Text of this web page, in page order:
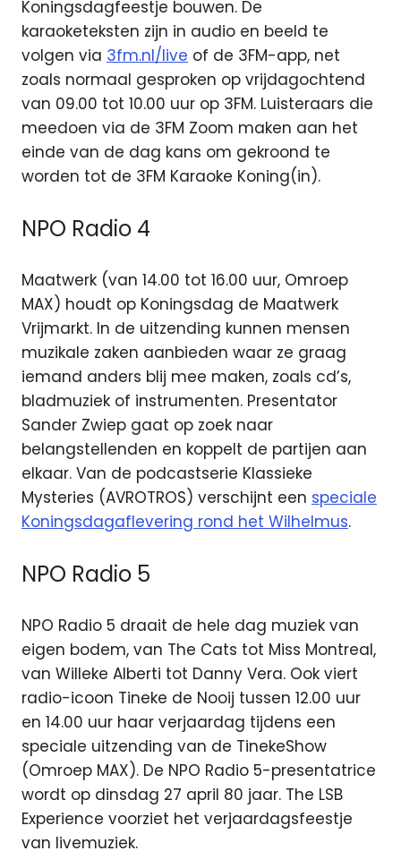
Koningsdagfeestje bouwen. De
karaoketeksten zijn in audio en beeld te
volgen via 3fm.nl/live of de 3FM-app, net
zoals normaal gesproken op vrijdagochtend
van 09.00 tot 10.00 uur op 3FM. Luisteraars die
meedoen via de 3FM Zoom maken aan het
einde van de dag kans om gekroond te
worden tot de 3FM Karaoke Koning(in).
NPO Radio 4
Maatwerk (van 14.00 tot 16.00 uur, Omroep
MAX) houdt op Koningsdag de Maatwerk
Vrijmarkt. In de uitzending kunnen mensen
muzikale zaken aanbieden waar ze graag
iemand anders blij mee maken, zoals cd’s,
bladmuziek of instrumenten. Presentator
Sander Zwiep gaat op zoek naar
belangstellenden en koppelt de partijen aan
elkaar. Van de podcastserie Klassieke
Mysteries (AVROTROS) verschijnt een speciale
Koningsdagaflevering rond het Wilhelmus.
NPO Radio 5
NPO Radio 5 draait de hele dag muziek van
eigen bodem, van The Cats tot Miss Montreal,
van Willeke Alberti tot Danny Vera. Ook viert
radio-icoon Tineke de Nooij tussen 12.00 uur
en 14.00 uur haar verjaardag tijdens een
speciale uitzending van de TinekeShow
(Omroep MAX). De NPO Radio 5-presentatrice
wordt op dinsdag 27 april 80 jaar. The LSB
Experience voorziet het verjaardagsfeestje
van livemuziek.